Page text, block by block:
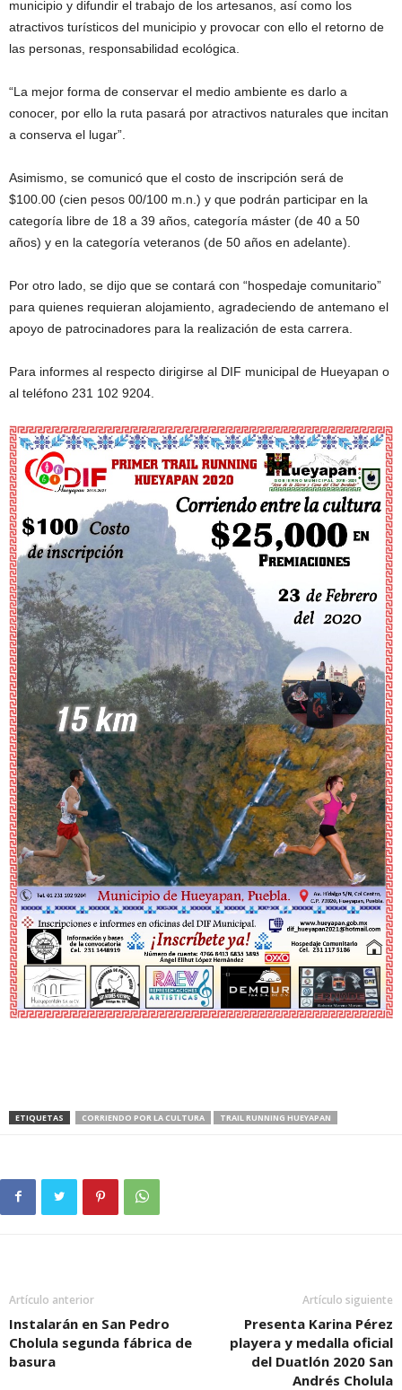
municipio y difundir el trabajo de los artesanos, así como los
atractivos turísticos del municipio y provocar con ello el retorno de
las personas, responsabilidad ecológica.
“La mejor forma de conservar el medio ambiente es darlo a
conocer, por ello la ruta pasará por atractivos naturales que incitan
a conserva el lugar”.
Asimismo, se comunicó que el costo de inscripción será de
$100.00 (cien pesos 00/100 m.n.) y que podrán participar en la
categoría libre de 18 a 39 años, categoría máster (de 40 a 50
años) y en la categoría veteranos (de 50 años en adelante).
Por otro lado, se dijo que se contará con “hospedaje comunitario”
para quienes requieran alojamiento, agradeciendo de antemano el
apoyo de patrocinadores para la realización de esta carrera.
Para informes al respecto dirigirse al DIF municipal de Hueyapan o
al teléfono 231 102 9204.
ETIQUETAS CORRIENDO POR LA CULTURA TRAIL RUNNING HUEYAPAN
Artículo anterior
Instalarán en San Pedro
Cholula segunda fábrica de
basura
Artículo siguiente
Presenta Karina Pérez
playera y medalla oficial
del Duatlón 2020 San
Andrés Cholula